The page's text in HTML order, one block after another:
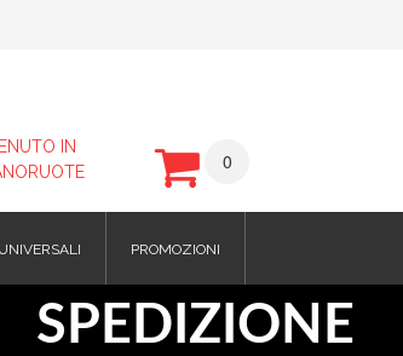
IN
0
PROMOZIONI
SPEDIZIONE